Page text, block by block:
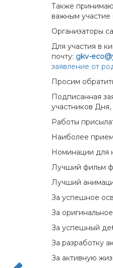
Также
важным участие
Организаторы
Для участия в
почту: gkv-
заявление от
Просим
Подписанная
участников
Работы
Наиболее
Номинации для
Лучший фильм
Лучший
За успешное
За
За успешный
За разработку
За активную